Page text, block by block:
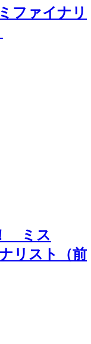
ファイナリ
ミス
リスト（前